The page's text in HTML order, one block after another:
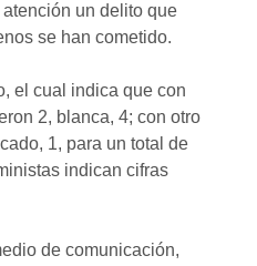
un delito que
se han cometido.
el cual indica que con
2, blanca, 4; con otro
1, para un total de
indican cifras
de comunicación,